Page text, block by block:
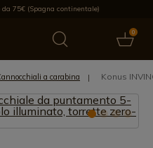
75€ (Spagna continentale)
0
Venduti Marche
a carabina Konus